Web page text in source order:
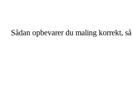
Sådan opbevarer du maling korrekt,